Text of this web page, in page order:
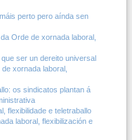
perto pero aínda sen
Orde de xornada laboral,
ser un dereito universal
xornada laboral,
os sindicatos plantan á
flexibilidade e teletraballo
laboral, flexibilización e